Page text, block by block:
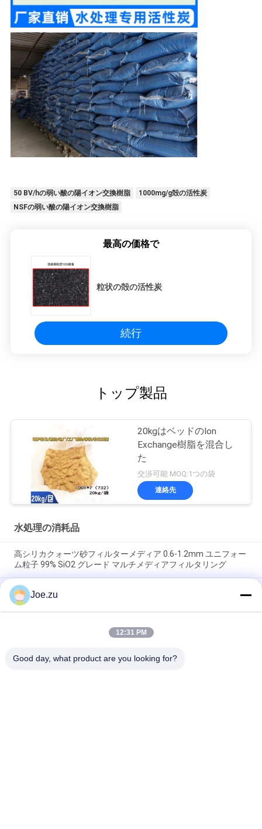
50 BV/hの弱い酸の陽イオン交換樹脂
1000mg/g殻の活性炭
NSFの弱い酸の陽イオン交換樹脂
最高の価格で
粒状の殻の活性炭
続行
トップ製品
20kgはベッドのIon
Exchange樹脂を混合し
た
交渉可能 MOQ:1つの袋
連絡先
水処理の消耗品
高シリカクォーツ砂フィルターメディア 0.6-1.2mm ユニフォー
ム粒子 99% SiO2 グレード マルチメディアフィルタリング
RO 膜スケール防止剤化学高効率スケール抑制剤有機ホスホン酸
塩フォーミュラ 5 倍濃度ソリューション
PP メルトブローウセデメントフィルターカートリッジ 5 マイク
ロン 10 インチ 標準サイズ 食品グレードポリプロピレン RO 予
Joe.zu
12:31 PM
Good day, what product are you looking for?